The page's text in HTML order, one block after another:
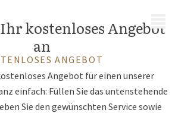
kostenloses Angebot
an
ANGEBOT
Angebot für einen unserer
einfach: Füllen Sie das untenstehende
Sie den gewünschten Service sowie